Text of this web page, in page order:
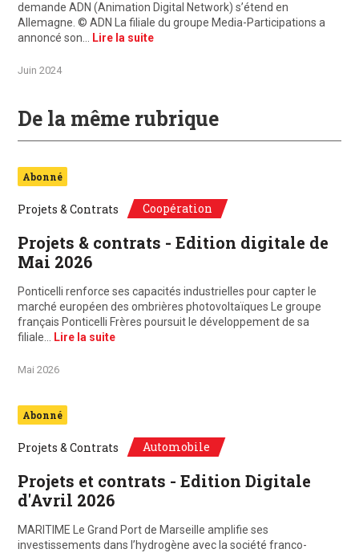
demande ADN (Animation Digital Network) s’étend en
Allemagne. © ADN La filiale du groupe Media-Participations a
annoncé son… Lire la suite
Juin 2024
De la même rubrique
Abonné
Projets & Contrats Coopération
Projets & contrats - Edition digitale de
Mai 2026
Ponticelli renforce ses capacités industrielles pour capter le
marché européen des ombrières photovoltaïques Le groupe
français Ponticelli Frères poursuit le développement de sa
filiale… Lire la suite
Mai 2026
Abonné
Projets & Contrats Automobile
Projets et contrats - Edition Digitale
d'Avril 2026
MARITIME Le Grand Port de Marseille amplifie ses
investissements dans l’hydrogène avec la société franco-